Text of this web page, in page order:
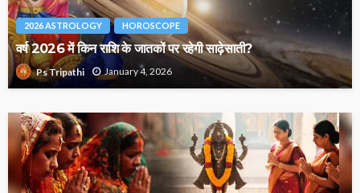
2026 ASTROLOGY HOROSCOPE
वर्ष 2026 में किन राशि के जातकों पर रहेगी साढ़ेसाती?
Ps Tripathi January 4, 2026